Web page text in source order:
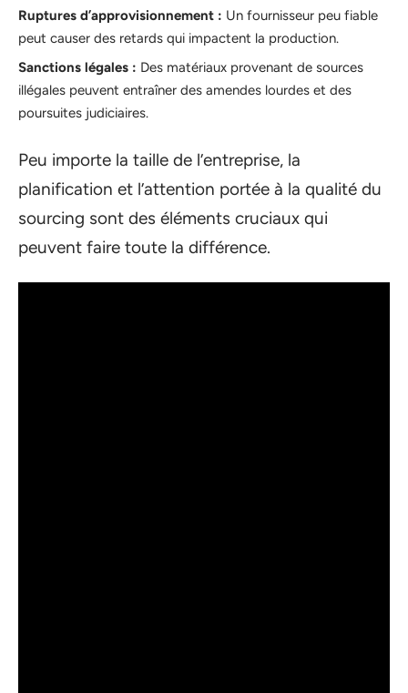
Ruptures d’approvisionnement : Un fournisseur peu fiable
peut causer des retards qui impactent la production.
Sanctions légales : Des matériaux provenant de sources
illégales peuvent entraîner des amendes lourdes et des
poursuites judiciaires.
Peu importe la taille de l’entreprise, la
planification et l’attention portée à la qualité du
sourcing sont des éléments cruciaux qui
peuvent faire toute la différence.